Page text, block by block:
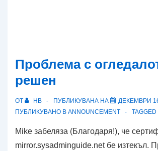
Проблема с
решен
ОТ HB ПУБЛИКУВАНА НА
ДЕКЕМВРИ
ПУБЛИКУВАНО В ANNOUNCEMENT TAGGED
Mike забеляза (Благодаря!), че
mirror.sysadminguide.net бе изтекъл.